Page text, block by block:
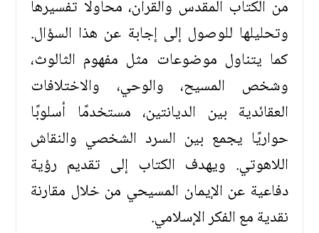
من الكتاب المقدس والقرآن، محاولًا تفسيرها
وتحليلها للوصول إلى إجابة عن هذا السؤال.
كما يتناول موضوعات مثل مفهوم الثالوث،
وشخص المسيح، والوحي، والاختلافات
العقائدية بين الديانتين، مستخدمًا أسلوبًا
حواريًا يجمع بين السرد الشخصي والنقاش
اللاهوتي. ويهدف الكتاب إلى تقديم رؤية
دفاعية عن الإيمان المسيحي من خلال مقارنة
نقدية مع الفكر الإسلامي.